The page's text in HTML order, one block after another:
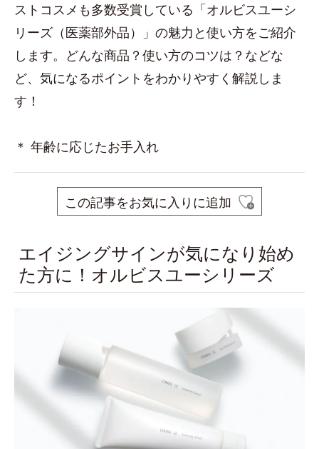
ストコスメも多数受賞している「オルビスユーシ
リーズ（医薬部外品）」の魅力と使い方をご紹介
します。どんな商品？使い方のコツは？などな
ど、気になるポイントをわかりやすく解説しま
す！
＊ 年齢に応じたお手入れ
この記事をお気に入りに追加
エイジングサインが気になり始め
た方に！オルビスユーシリーズ